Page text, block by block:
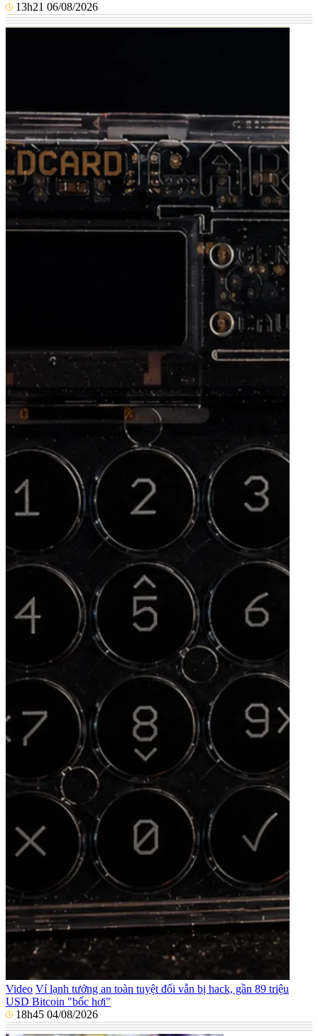
13h21 06/08/2026
Video Ví lạnh tưởng an toàn tuyệt đối vẫn bị hack, gần 89 triệu
USD Bitcoin "bốc hơi"
18h45 04/08/2026